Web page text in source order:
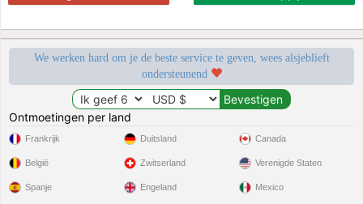
We werken hard om je de beste service te geven, wees alsjeblieft
ondersteunend
Ontmoetingen per land
Frankrijk
België
Spanje
Duitsland
Zwitserland
Engeland
Canada
Verenigde Staten
Mexico